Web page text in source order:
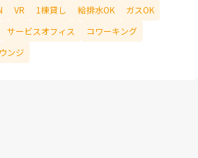
VR 1棟貸し 給排水OK
ガスOK
サービスオフィス
コワーキング
ンジ